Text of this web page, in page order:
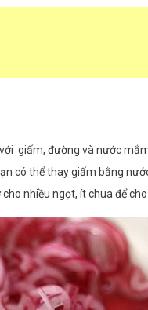
giấm, đường và nước
có thể thay giấm bằng
nhiều ngọt, ít chua để